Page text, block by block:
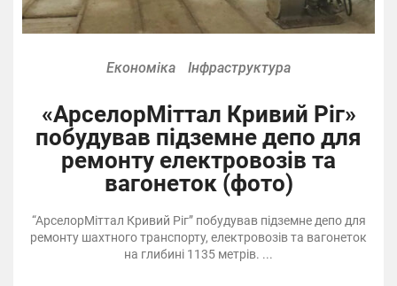
Економіка Інфраструктура
«АрселорМіттал Кривий Ріг»
побудував підземне депо для
ремонту електровозів та
вагонеток (фото)
“АрселорМіттал Кривий Ріг” побудував підземне депо для
ремонту шахтного транспорту, електровозів та вагонеток
на глибині 1135 метрів. ...